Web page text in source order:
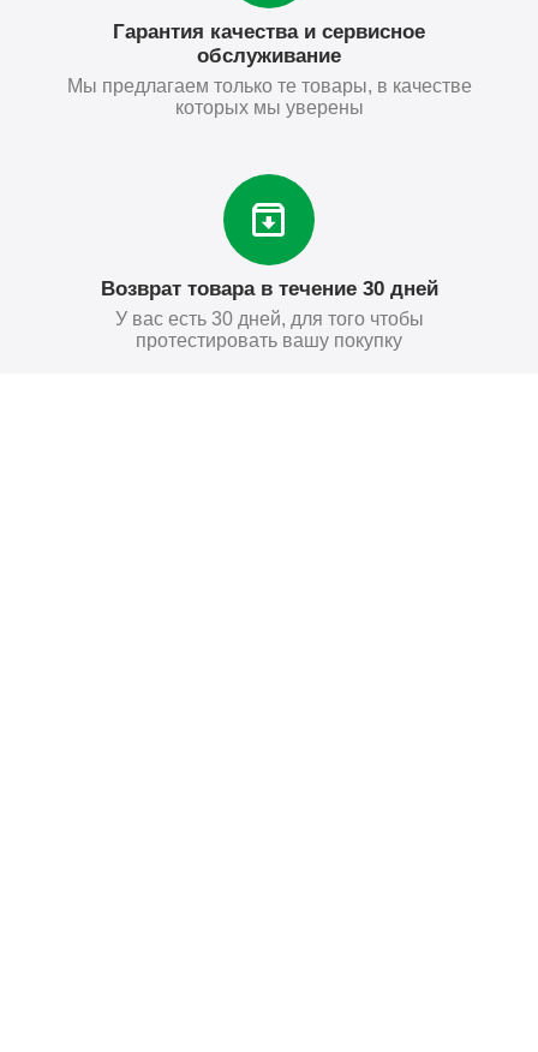
Гарантия качества и сервисное
обслуживание
Мы предлагаем только те товары, в качестве
которых мы уверены
Возврат товара в течение 30 дней
У вас есть 30 дней, для того чтобы
протестировать вашу покупку